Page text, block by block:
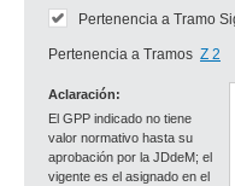
Aclaración:
El GPP indicado no tiene
valor normativo hasta su
aprobación por la JDdeM; el
vigente es el asignado en el
Pertenencia a Tramo
Pertenencia a Tramos Z 2